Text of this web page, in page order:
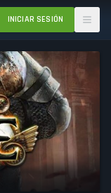
INICIAR SESIÓN